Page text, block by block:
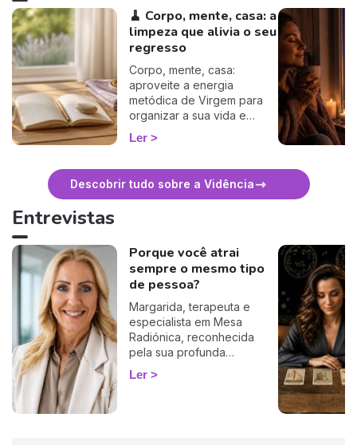
🧹 Corpo, mente, casa: a
limpeza que alivia o seu
regresso
Corpo, mente, casa:
aproveite a energia
metódica de Virgem para
organizar a sua vida e
encarar o regresso de
2026 com leveza. O guia da
Ler
Descobrir tudo sobre a Vidência
Entrevistas
Porque você atrai
sempre o mesmo tipo
de pessoa?
Margarida, terapeuta e
especialista em Mesa
Radiónica, reconhecida
pela sua profunda
compreensão dos
bloqueios emocionais e
Ler